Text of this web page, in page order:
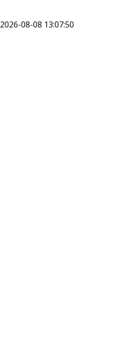
2026-08-08 13:07:50